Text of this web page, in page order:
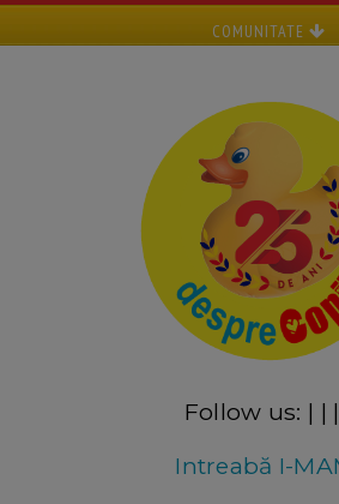
COMUNITATE
Follow us: | | |
Intreabă I-